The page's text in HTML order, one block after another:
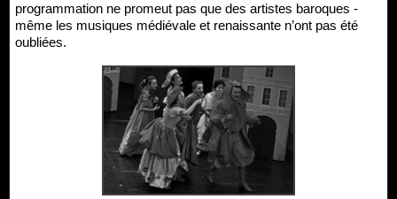
programmation ne promeut pas que des artistes baroques -
même les musiques médiévale et renaissante n’ont pas été
oubliées.